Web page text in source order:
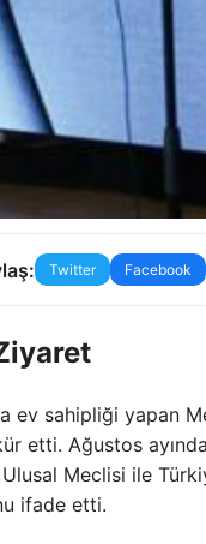
Twitter Facebook
ev sahipliği yapan
etti. Ağustos
Meclisi ile
ifade etti.